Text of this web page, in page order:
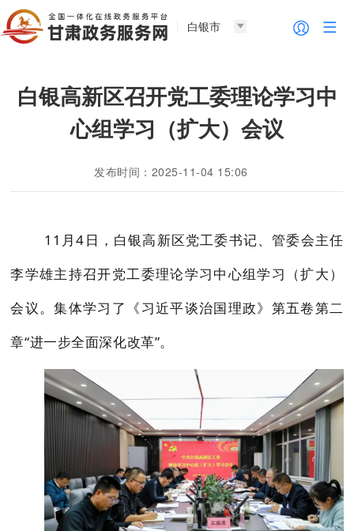
白银市
白银高新区召开党工委理论学习中
心组学习（扩大）会议
发布时间：2025-11-04 15:06
11 月4日，白银高新区党工委书记、管委会主任
李学雄主持召开党工委理论学习中心组学习（扩大）
会议。集体学习了《习近平谈治国理政》第五卷第二
章“进一步全面深化改革”。